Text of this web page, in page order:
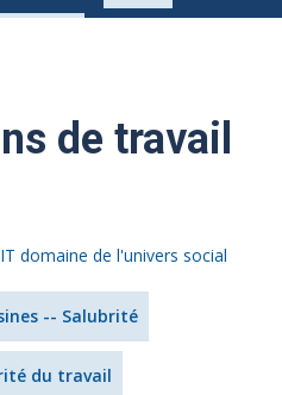
de travail
domaine de l'univers social
-- Salubrité
du travail